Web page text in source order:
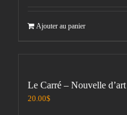
Ajouter au panier
Le Carré – Nouvelle
20.00$